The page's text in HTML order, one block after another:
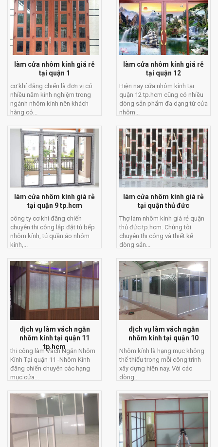
làm cửa nhôm kính giá rẻ
tại quận 1
cơ khí đăng chiến là đơn vị có
nhiều năm kinh nghiệm trong
ngành nhôm kính nên khách
hàng có...
làm cửa nhôm kính giá rẻ
tại quận 12
Hiện nay cửa nhôm kính tại
quận 12 tp.hcm cũng có nhiều
dòng sản phẩm đa dạng từ cửa
nhôm...
làm cửa nhôm kính giá rẻ
tại quận 9 tp.hcm
công ty cơ khí đăng chiến
chuyên thi công lắp đặt tủ bếp
nhôm kính, tủ quần áo nhôm
kính,...
làm cửa nhôm kính giá rẻ
tại quận thủ đức
Thợ làm nhôm kính giá rẻ quận
thủ đức tp.hcm. Chúng tôi
chuyên thi công và thiết kế
dòng sản...
dịch vụ làm vách ngăn
nhôm kính tại quận 11
tp.hcm
thi công làm Vách Ngăn Nhôm
Kính Tại quận 11 -Nhôm Kính
đăng chiến chuyên các hạng
mục cửa...
dịch vụ làm vách ngăn
nhôm kính tại quận 10
Nhôm kính là hạng mục không
thể thiếu trong mỗi công trình
xây dựng hiện nay. Với các
dòng...